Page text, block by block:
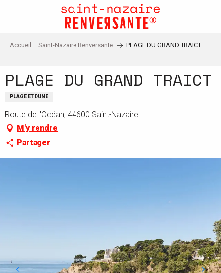
principal
Accueil – Saint-Nazaire Renversante PLAGE DU GRAND TRAICT
PLAGE DU GRAND TRAICT
PLAGE ET DUNE
Route de l'Océan, 44600 Saint-Nazaire
M'y rendre
Partager